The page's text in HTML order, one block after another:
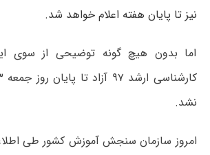
نیز تا پایان هفته اعلام خواهد شد.
اما بدون هیچ گونه توضیحی از سوی
نشد.
امروز سازمان سنجش آموزش کشور طی